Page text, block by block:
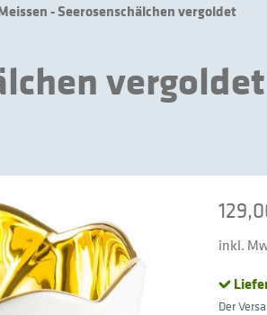
- Seerosenschälchen vergoldet
vergoldet
inkl.
Der